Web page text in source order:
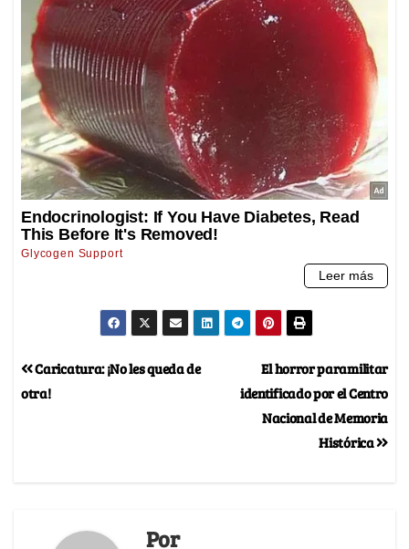
El horror paramilitar
identificado por el Centro
Nacional de Memoria
Histórica
Caricatura: ¡No les queda de
otra!
Por